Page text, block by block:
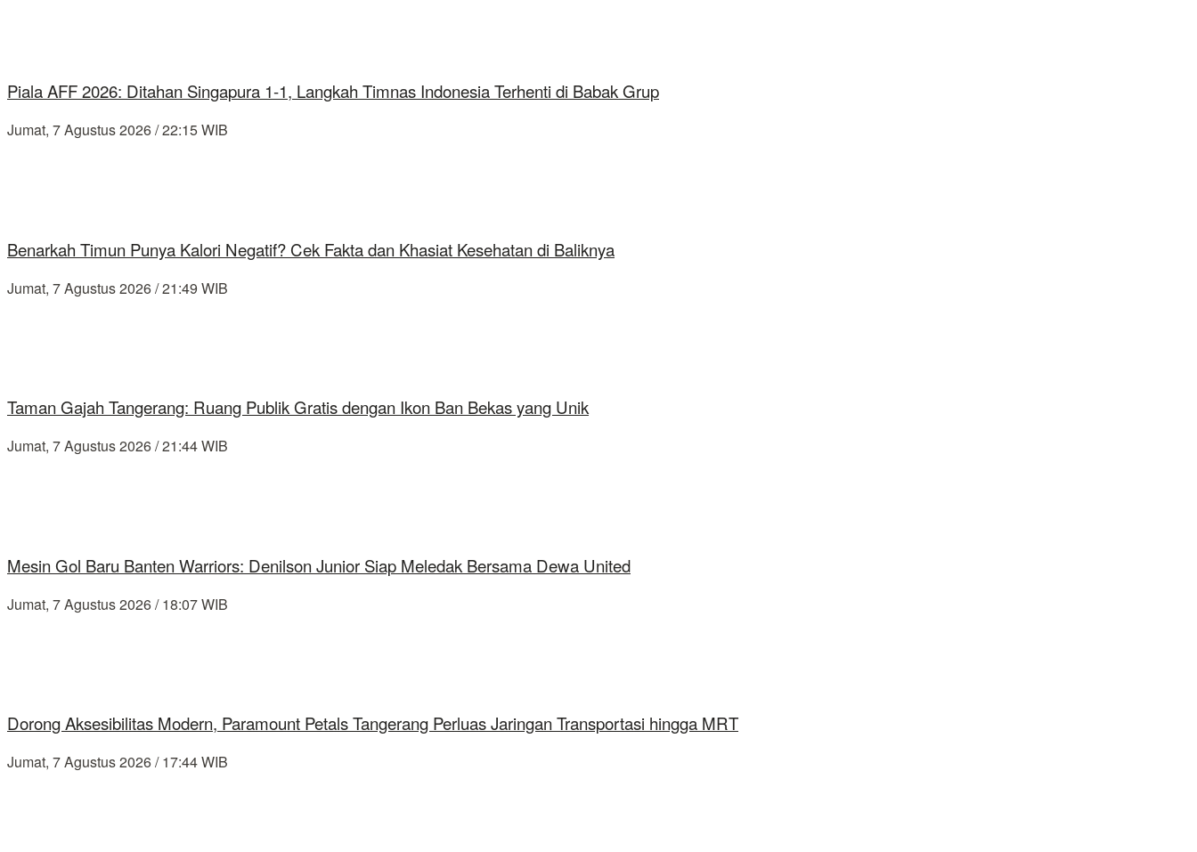
Piala AFF 2026: Ditahan Singapura 1-1, Langkah Timnas Indonesia Terhenti di Babak Grup
Jumat, 7 Agustus 2026 / 22:15 WIB
Benarkah Timun Punya Kalori Negatif? Cek Fakta dan Khasiat Kesehatan di Baliknya
Jumat, 7 Agustus 2026 / 21:49 WIB
Taman Gajah Tangerang: Ruang Publik Gratis dengan Ikon Ban Bekas yang Unik
Jumat, 7 Agustus 2026 / 21:44 WIB
Mesin Gol Baru Banten Warriors: Denilson Junior Siap Meledak Bersama Dewa United
Jumat, 7 Agustus 2026 / 18:07 WIB
Dorong Aksesibilitas Modern, Paramount Petals Tangerang Perluas Jaringan Transportasi hingga MRT
Jumat, 7 Agustus 2026 / 17:44 WIB